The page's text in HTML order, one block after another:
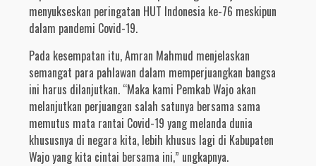
menyukseskan peringatan HUT Indonesia ke-76 meskipun
dalam pandemi Covid-19.
Pada kesempatan itu, Amran Mahmud menjelaskan
semangat para pahlawan dalam memperjuangkan bangsa
ini harus dilanjutkan. “Maka kami Pemkab Wajo akan
melanjutkan perjuangan salah satunya bersama sama
memutus mata rantai Covid-19 yang melanda dunia
khususnya di negara kita, lebih khusus lagi di Kabupaten
Wajo yang kita cintai bersama ini,” ungkapnya.